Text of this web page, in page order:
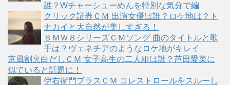
誰？Wチャーシューめんを特別な気分で編
クリック証券ＣＭ 出演女優は誰？ロケ地は？ト
ナカイと大自然が美しすぎる！
ＢＭＷ８シリーズＣＭソング 曲のタイトルと歌
手は？ヴェネチアのようなロケ地がキレイ
京風割烹白だしＣＭ 女子高生の二人組は誰？芦田愛菜に
似ていると話題に！
伊右衛門プラスＣＭ コレストロールをスルーし